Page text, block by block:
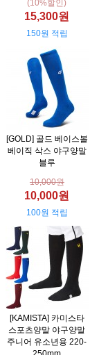
(10%할인)
15,300원
150원 적립
[GOLD] 골드 베이스볼
베이직 삭스 야구양말
블루
10,000원
10,000원
100원 적립
[KAMISTA] 카미스타
스포츠양말 야구양말
주니어 유소년용 220-